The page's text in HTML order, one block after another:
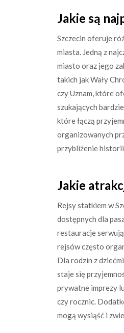
Jakie są
Szczecin oferuje
miasta. Jedną z
miasto oraz jego
takich jak Wały
czy Uznam, które
szukających
które łączą
organizowanych
przybliżenie
Jakie
Rejsy statkiem w
dostępnych dla
restauracje
rejsów często
Dla rodzin z
staje się
prywatne imprezy
czy rocznic.
mogą wysiąść i